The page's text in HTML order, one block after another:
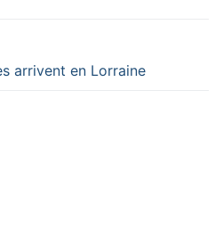
arrivent en Lorraine